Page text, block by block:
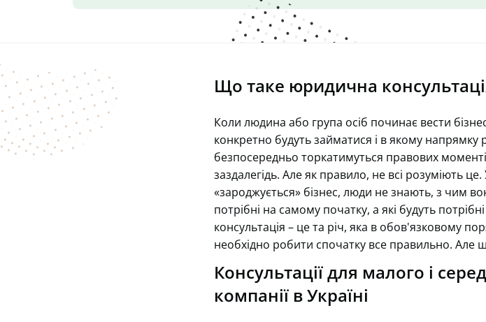
Що таке юридична
Коли людина або група осіб починає вести
конкретно будуть займатися і в якому напрямку
безпосередньо торкатимуться правових
заздалегідь. Але як правило, не всі розуміють
«зароджується» бізнес, люди не знають, з чим
потрібні на самому початку, а які будуть
консультація – це та річ, яка в обов'язковому
необхідно робити спочатку все правильно. Але
Консультації для малого і
компанії в Україні